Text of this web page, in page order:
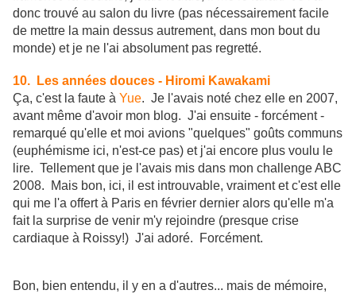
donc trouvé au salon du livre (pas nécessairement facile
de mettre la main dessus autrement, dans mon bout du
monde) et je ne l'ai absolument pas regretté.
10. Les années douces - Hiromi Kawakami
Ça, c'est la faute à Yue. Je l'avais noté chez elle en 2007,
avant même d'avoir mon blog. J'ai ensuite - forcément -
remarqué qu'elle et moi avions "quelques" goûts communs
(euphémisme ici, n'est-ce pas) et j'ai encore plus voulu le
lire. Tellement que je l'avais mis dans mon challenge ABC
2008. Mais bon, ici, il est introuvable, vraiment et c'est elle
qui me l'a offert à Paris en février dernier alors qu'elle m'a
fait la surprise de venir m'y rejoindre (presque crise
cardiaque à Roissy!) J'ai adoré. Forcément.
Bon, bien entendu, il y en a d'autres... mais de mémoire,